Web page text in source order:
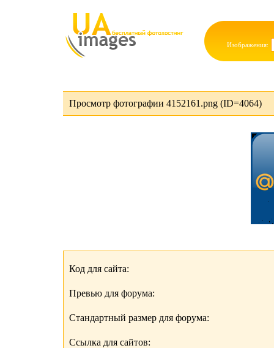
Изображения:
Просмотр фотографии 4152161.png (ID=4064)
Код для сайта:
Превью для форума:
Стандартный размер для форума:
Ссылка для сайтов: